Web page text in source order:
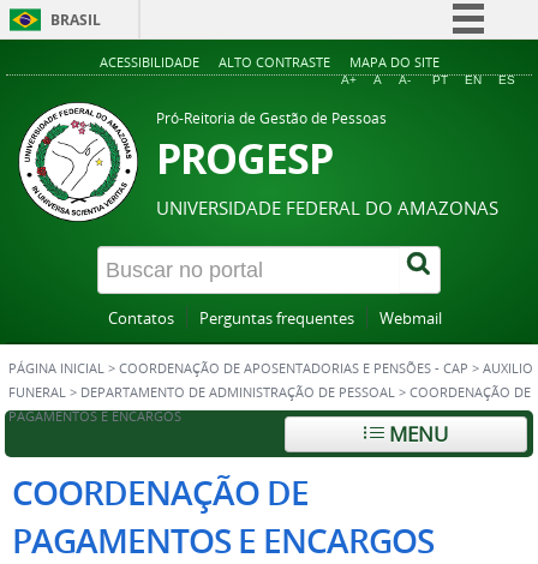
BRASIL
Simplifique!
Acesso à informação
Legislação
Canais
ACESSIBILIDADE ALTO CONTRASTE MAPA DO SITE
A+ A A- PT EN ES
Pró-Reitoria de Gestão de Pessoas
PROGESP
UNIVERSIDADE FEDERAL DO AMAZONAS
Contatos Perguntas frequentes Webmail
PÁGINA INICIAL > COORDENAÇÃO DE APOSENTADORIAS E PENSÕES - CAP > AUXILIO
FUNERAL > DEPARTAMENTO DE ADMINISTRAÇÃO DE PESSOAL > COORDENAÇÃO DE
PAGAMENTOS E ENCARGOS
MENU
COORDENAÇÃO DE
PAGAMENTOS E ENCARGOS